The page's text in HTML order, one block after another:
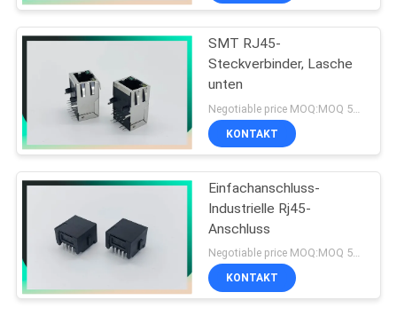
SMT RJ45-
Steckverbinder, Lasche
unten
KONTAKT
Einfachanschluss-
Industrielle Rj45-
Anschluss
Negotiable price MOQ:MOQ 500- 5 KPCS
KONTAKT